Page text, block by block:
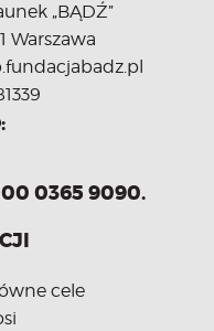
„BĄDŹ”
Warszawa
0365 9090.
cele